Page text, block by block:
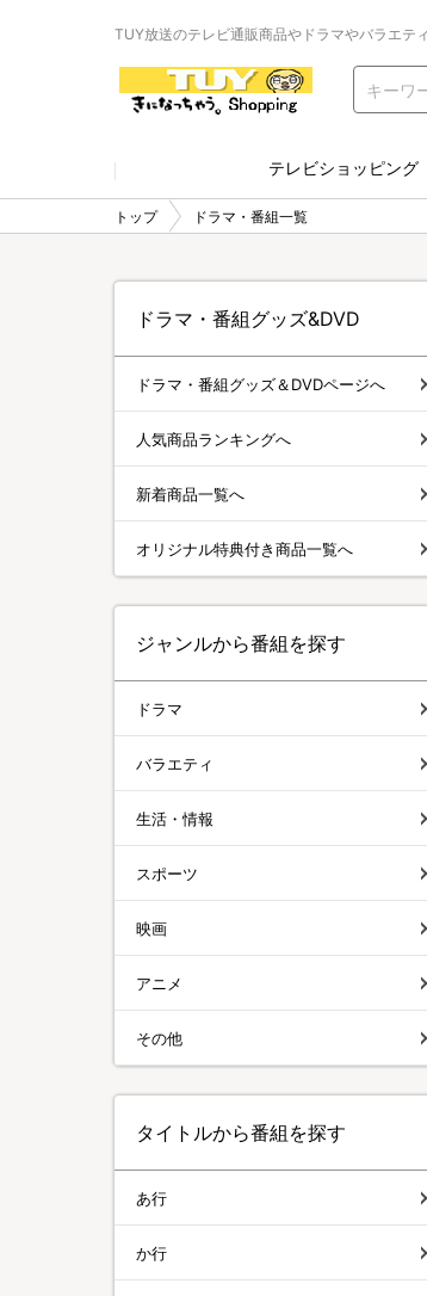
TUY放送のテレビ通販商品やドラマやバラエテ
テレビショッピング
トップ ドラマ・番組一覧
ドラマ・番組グッズ&DVD
ドラマ・番組グッズ＆DVDページへ
人気商品ランキングへ
新着商品一覧へ
オリジナル特典付き商品一覧へ
ジャンルから番組を探す
ドラマ
バラエティ
生活・情報
スポーツ
映画
アニメ
その他
タイトルから番組を探す
あ行
か行